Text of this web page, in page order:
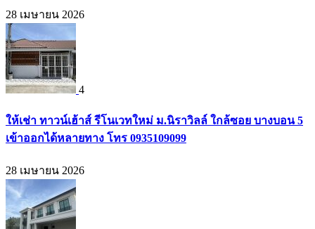
28 เมษายน 2026
4
ให้เช่า ทาวน์เฮ้าส์ รีโนเวทใหม่ ม.นิราวิลล์ ใกล้ซอย บางบอน 5
เข้าออกได้หลายทาง โทร 0935109099
28 เมษายน 2026